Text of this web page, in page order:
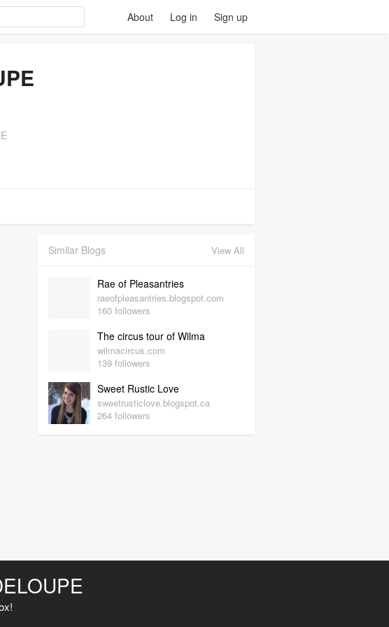
Log in Sign up
About
Similar Blogs View All
Rae of Pleasantries
raeofpleasantries.blogspot.com
160 followers
The circus tour of Wilma
wilmacircus.com
139 followers
Sweet Rustic Love
sweetrusticlove.blogspot.ca
264 followers